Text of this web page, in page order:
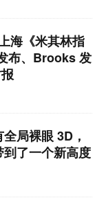
海《米其林指
布、Brooks 发
局裸眼 3D，
了一个新高度